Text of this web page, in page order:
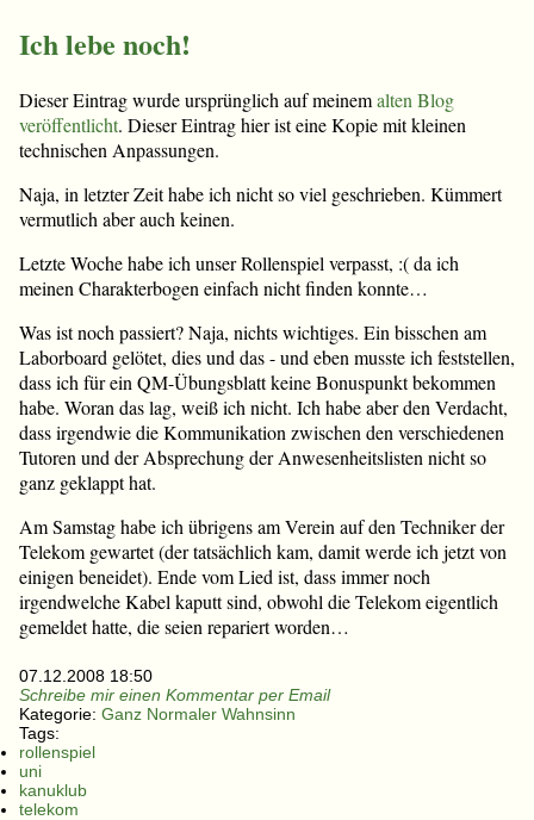
Ich lebe noch!
Dieser Eintrag wurde ursprünglich auf meinemalten Blog
veröffentlicht. Dieser Eintrag hier ist eine Kopie mit kleinen
technischen Anpassungen.
Naja, in letzter Zeit habe ich nicht so viel geschrieben. Kümmert
vermutlich aber auch keinen.
Letzte Woche habe ich unser Rollenspiel verpasst, :( da ich
meinen Charakterbogen einfach nicht finden konnte…
Was ist noch passiert? Naja, nichts wichtiges. Ein bisschen am
Laborboard gelötet, dies und das - und eben musste ich feststellen,
dass ich für ein QM-Übungsblatt keine Bonuspunkt bekommen
habe. Woran das lag, weiß ich nicht. Ich habe aber den Verdacht,
dass irgendwie die Kommunikation zwischen den verschiedenen
Tutoren und der Absprechung der Anwesenheitslisten nicht so
ganz geklappt hat.
Am Samstag habe ich übrigens am Verein auf den Techniker der
Telekom gewartet (der tatsächlich kam, damit werde ich jetzt von
einigen beneidet). Ende vom Lied ist, dass immer noch
irgendwelche Kabel kaputt sind, obwohl die Telekom eigentlich
gemeldet hatte, die seien repariert worden…
07.12.2008 18:50
Schreibe mir einen Kommentar per Email
Kategorie: Ganz Normaler Wahnsinn
Tags:
rollenspiel
uni
kanuklub
telekom